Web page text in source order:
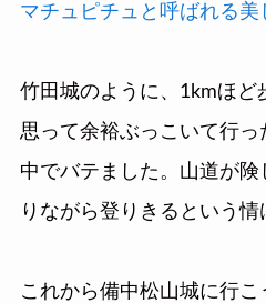
マチュピチュと呼ばれる美
竹田城のように、1kmほど
思って余裕ぶっこいて行
中でバテました。山道が
りながら登りきるという情
これから備中松山城に行